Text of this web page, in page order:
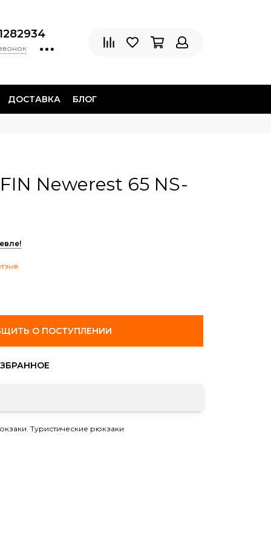
ДОСТАВКА БЛОГ
Newerest 65 NS-
О ПОСТУПЛЕНИИ
, Туристические рюкзаки